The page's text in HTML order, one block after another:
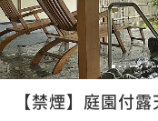
12345678
【禁煙】庭園付